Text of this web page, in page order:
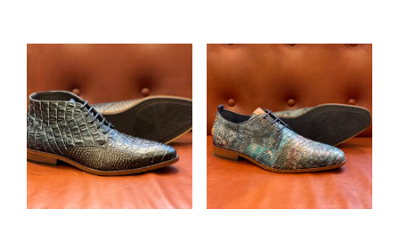
meerdere
variaties.
optie
gekozen
worden
de
productpagina
kan